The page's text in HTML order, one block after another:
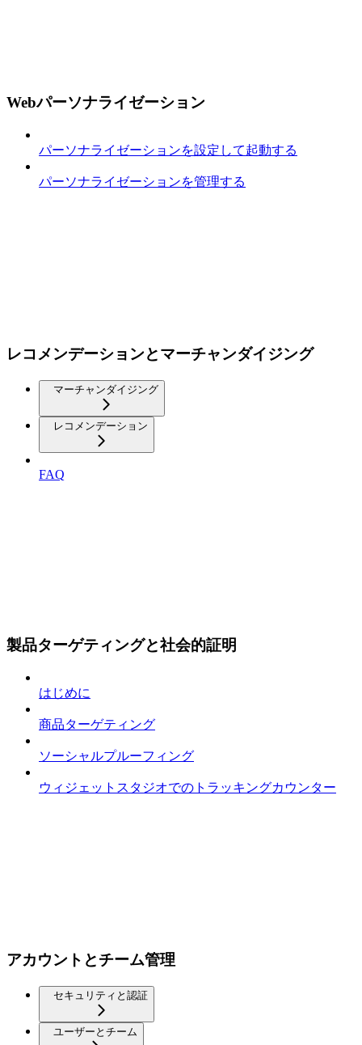
Webパーソナライゼーション
パーソナライゼーションを設定して起動する
パーソナライゼーションを管理する
レコメンデーションとマーチャンダイジング
マーチャンダイジング
レコメンデーション
FAQ
製品ターゲティングと社会的証明
はじめに
商品ターゲティング
ソーシャルプルーフィング
ウィジェットスタジオでのトラッキングカウンター
アカウントとチーム管理
セキュリティと認証
ユーザーとチーム